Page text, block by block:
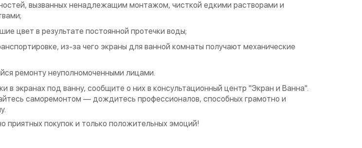
вызванных ненадлежащим монтажом, чисткой едкими растворами и
цвет в результате постоянной протечки воды;
из-за чего экраны для ванной комнаты получают механические
ремонту неуполномоченными лицами.
в экранах под ванну, сообщите о них в консультационный центр "Экран и Ванна".
саморемонтом — дождитесь профессионалов, способных грамотно и
приятных покупок и только положительных эмоций!